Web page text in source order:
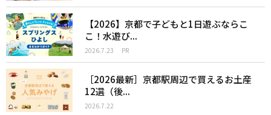
【2026】京都で子どもと1日遊ぶならこ
こ！水遊び...
2026.7.23 PR
［2026最新］京都駅周辺で買えるお土産
12選（後...
2026.7.22